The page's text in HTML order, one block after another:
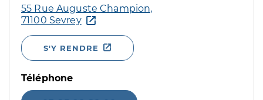
55 Rue Auguste Champion,
71100 Sevrey
S'Y RENDRE
Téléphone